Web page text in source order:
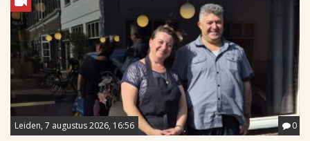
Leiden, 7 augustus 2026, 16:56 0